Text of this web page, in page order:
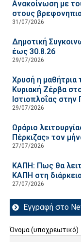
Ανακοίνωση με
στους
31/07/2026
Δημοτική
έως 30.8.26
29/07/2026
Χρυσή η μαθήτρια
Κυριακή Ζέρβα
Ιστιοπλοΐας
29/07/2026
Ωράριο
Πέρκιζας» τον
27/07/2026
ΚΑΠΗ: Πως θα
ΚΑΠΗ στη
27/07/2026
Εγγραφή στο
Όνομα (υποχρεωτικό)